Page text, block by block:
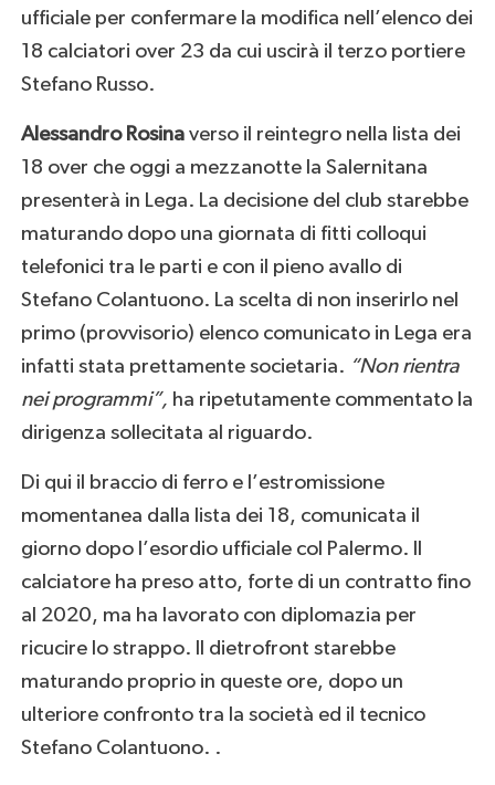
ufficiale per confermare la modifica nell’elenco dei
18 calciatori over 23 da cui uscirà il terzo portiere
Stefano Russo.
Alessandro Rosinaverso il reintegro nella lista dei
18 over che oggi a mezzanotte la Salernitana
presenterà in Lega. La decisione del club starebbe
maturando dopo una giornata di fitti colloqui
telefonici tra le parti e con il pieno avallo di
Stefano Colantuono. La scelta di non inserirlo nel
primo (provvisorio) elenco comunicato in Lega era
infatti stata prettamente societaria. “Non rientra
nei programmi”, ha ripetutamente commentato la
dirigenza sollecitata al riguardo.
Di qui il braccio di ferro e l’estromissione
momentanea dalla lista dei 18, comunicata il
giorno dopo l’esordio ufficiale col Palermo. Il
calciatore ha preso atto, forte di un contratto fino
al 2020, ma ha lavorato con diplomazia per
ricucire lo strappo. Il dietrofront starebbe
maturando proprio in queste ore, dopo un
ulteriore confronto tra la società ed il tecnico
Stefano Colantuono. .